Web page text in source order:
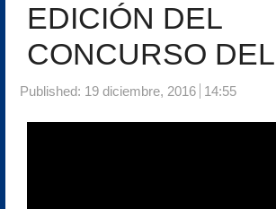
EDICIÓN DEL
CONCURSO
Published: 19 diciembre, 2016 14:55